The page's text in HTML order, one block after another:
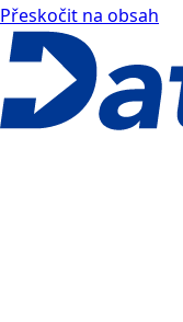
Přeskočit na obsah
Datovka docs